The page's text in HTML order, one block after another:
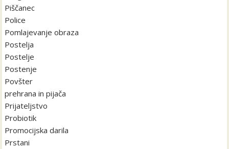
Piščanec
Police
Pomlajevanje obraza
Postelja
Postelje
Postenje
Povšter
prehrana in pijača
Prijateljstvo
Probiotik
Promocijska darila
Prstani